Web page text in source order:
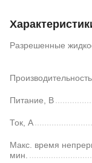
Разрешенные
Питание, В
Ток, А
Макс. время
мин.